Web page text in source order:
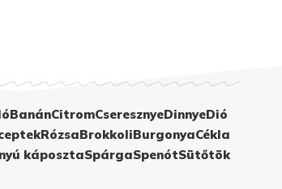
BanánCitromCseresznyeDinnyeDió
RózsaBrokkoliBurgonyaCékla
káposztaSpárgaSpenótSütőtök